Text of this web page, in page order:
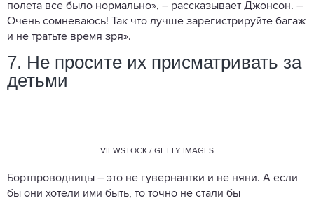
полета все было нормально», – рассказывает Джонсон. –
Очень сомневаюсь! Так что лучше зарегистрируйте багаж
и не тратьте время зря».
7. Не просите их присматривать за
детьми
VIEWSTOCK / GETTY IMAGES
Бортпроводницы – это не гувернантки и не няни. А если
бы они хотели ими быть, то точно не стали бы